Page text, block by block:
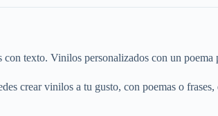
texto. Vinilos personalizados con un
crear vinilos a tu gusto, con poemas o